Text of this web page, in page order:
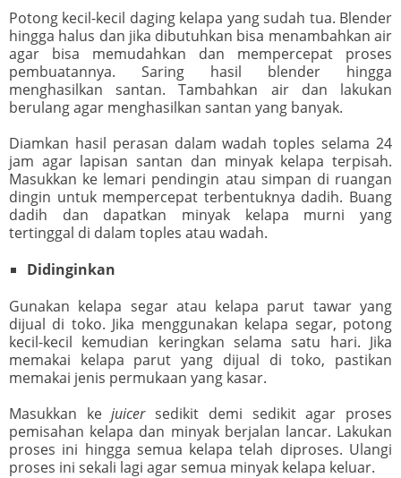
Potong kecil-kecil daging kelapa yang sudah tua. Blender
hingga halus dan jika dibutuhkan bisa menambahkan air
agar bisa memudahkan dan mempercepat proses
pembuatannya. Saring hasil blender hingga
menghasilkan santan. Tambahkan air dan lakukan
berulang agar menghasilkan santan yang banyak.
Diamkan hasil perasan dalam wadah toples selama 24
jam agar lapisan santan dan minyak kelapa terpisah.
Masukkan ke lemari pendingin atau simpan di ruangan
dingin untuk mempercepat terbentuknya dadih. Buang
dadih dan dapatkan minyak kelapa murni yang
tertinggal di dalam toples atau wadah.
Didinginkan
Gunakan kelapa segar atau kelapa parut tawar yang
dijual di toko. Jika menggunakan kelapa segar, potong
kecil-kecil kemudian keringkan selama satu hari. Jika
memakai kelapa parut yang dijual di toko, pastikan
memakai jenis permukaan yang kasar.
Masukkan kejuicersedikit demi sedikit agar proses
pemisahan kelapa dan minyak berjalan lancar. Lakukan
proses ini hingga semua kelapa telah diproses. Ulangi
proses ini sekali lagi agar semua minyak kelapa keluar.